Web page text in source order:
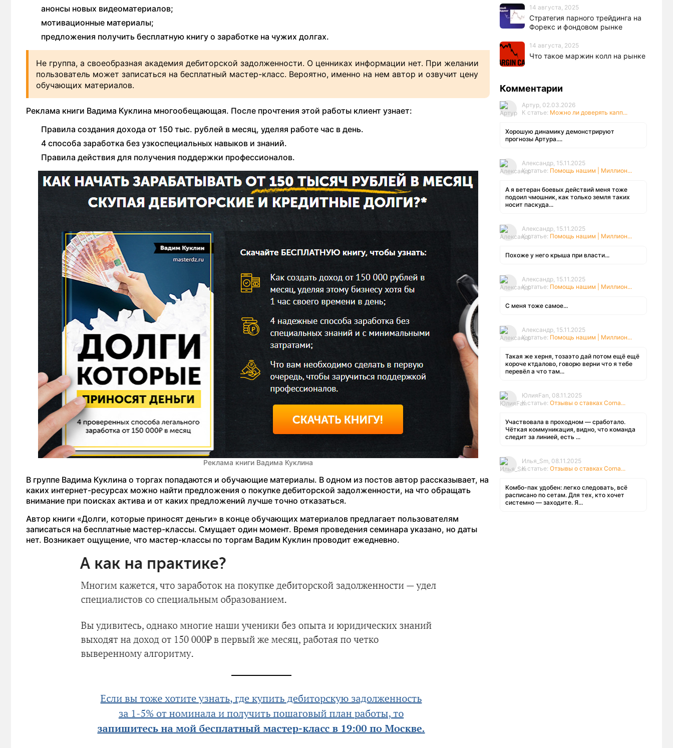
анонсы новых видеоматериалов;
мотивационные материалы;
предложения получить бесплатную книгу о заработке на чужих долгах.
Не группа, а своеобразная академия дебиторской задолженности. О ценниках информации нет. При желании
пользователь может записаться на бесплатный мастер-класс. Вероятно, именно на нем автор и озвучит цену
обучающих материалов.
Реклама книги Вадима Куклина многообещающая. После прочтения этой работы клиент узнает:
Правила создания дохода от 150 тыс. рублей в месяц, уделяя работе час в день.
4 способа заработка без узкоспециальных навыков и знаний.
Правила действия для получения поддержки профессионалов.
Реклама книги Вадима Куклина
В группе Вадима Куклина о торгах попадаются и обучающие материалы. В одном из постов автор рассказывает, на
каких интернет-ресурсах можно найти предложения о покупке дебиторской задолженности, на что обращать
внимание при поисках актива и от каких предложений лучше точно отказаться.
Автор книги «Долги, которые приносят деньги» в конце обучающих материалов предлагает пользователям
записаться на бесплатные мастер-классы. Смущает один момент. Время проведения семинара указано, но даты
нет. Возникает ощущение, что мастер-классы по торгам Вадим Куклин проводит ежедневно.
14 августа, 2025
Стратегия парного трейдинга на
Форекс и фондовом рынке
14 августа, 2025
Что такое маржин колл на рынке
Комментарии
Артур, 02.03.2026
К статье: Можно ли доверять капп...
Хорошую динамику демонстрируют
прогнозы Артура....
Александр, 15.11.2025
К статье: Помощь нашим | Миллион...
А я ветеран боевых действий меня тоже
подоил чмошник, как только земля таких
носит паскуда...
Александр, 15.11.2025
К статье: Помощь нашим | Миллион...
Похоже у него крыша при власти...
Александр, 15.11.2025
К статье: Помощь нашим | Миллион...
С меня тоже самое...
Александр, 15.11.2025
К статье: Помощь нашим | Миллион...
Такая же херня, тозаэто дай потом ещё ещё
короче ктдалово, говорю верни что я тебе
перевёл а что там...
ЮлияFan, 08.11.2025
К статье: Отзывы о ставках Corna...
Участвовала в проходном — сработало.
Чёткая коммуникация, видно, что команда
следит за линией, есть ...
Илья_Sm, 08.11.2025
К статье: Отзывы о ставках Corna...
Комбо-пак удобен: легко следовать, всё
расписано по сетам. Для тех, кто хочет
системно — заходите. Я...